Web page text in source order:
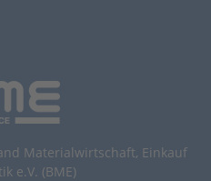
Materialwirtschaft, Einkauf
e.V. (BME)